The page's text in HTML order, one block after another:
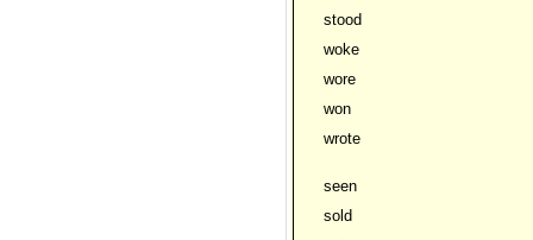
stood
woke
wore
won
wrote
seen
sold